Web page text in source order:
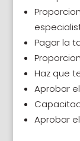
Pagar la
Haz que
Aprobar
Aprobar